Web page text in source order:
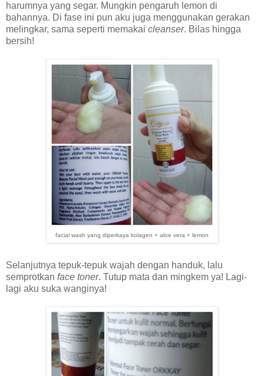
harumnya yang segar. Mungkin pengaruh lemon di
bahannya. Di fase ini pun aku juga menggunakan gerakan
melingkar, sama seperti memakai cleanser. Bilas hingga
bersih!
facial wash yang diperkaya kolagen + aloe vera + lemon
Selanjutnya tepuk-tepuk wajah dengan handuk, lalu
semprotkan face toner. Tutup mata dan mingkem ya! Lagi-
lagi aku suka wanginya!